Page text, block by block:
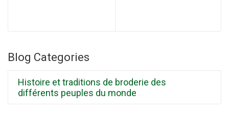
Blog Categories
Histoire et traditions de broderie des
différents peuples du monde